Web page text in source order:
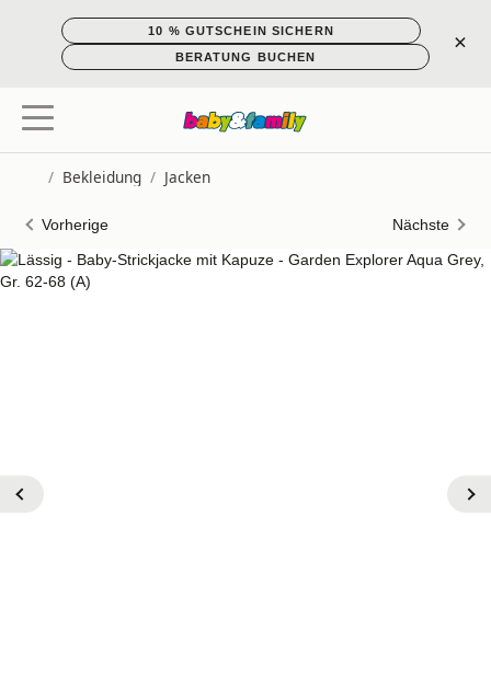
10 % GUTSCHEIN SICHERN
BERATUNG BUCHEN
×
/ Bekleidung / Jacken
Vorherige Nächste